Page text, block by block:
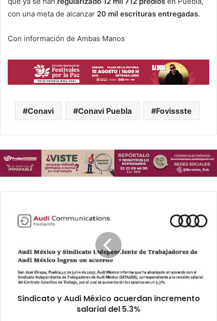
con una meta de alcanzar 20 mil escrituras entregadas.
Con información de Ambas Manos
Conavi Conavi Puebla Fovissste
Audi
incremento
Sindicato y Audi México acuerdan incremento
salarial del 5.3%